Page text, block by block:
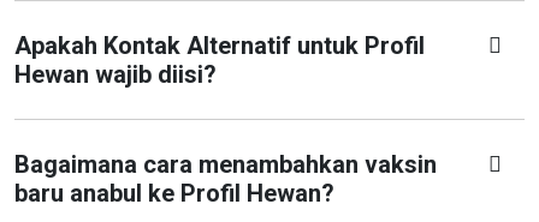
Apakah Kontak Alternatif untuk Profil
Hewan wajib diisi?
Bagaimana cara menambahkan vaksin
baru anabul ke Profil Hewan?